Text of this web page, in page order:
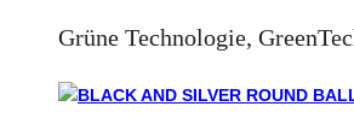
Grüne Technologie,